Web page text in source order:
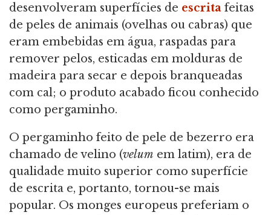
desenvolveram superfícies de escrita feitas
de peles de animais (ovelhas ou cabras) que
eram embebidas em água, raspadas para
remover pelos, esticadas em molduras de
madeira para secar e depois branqueadas
com cal; o produto acabado ficou conhecido
como pergaminho.
O pergaminho feito de pele de bezerro era
chamado de velino (velum em latim), era de
qualidade muito superior como superfície
de escrita e, portanto, tornou-se mais
popular. Os monges europeus preferiam o